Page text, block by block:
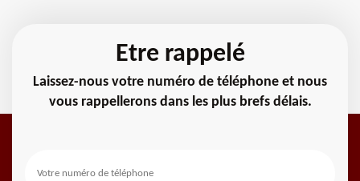
Etre rappelé
Laissez-nous votre numéro de téléphone et nous
vous rappellerons dans les plus brefs délais.